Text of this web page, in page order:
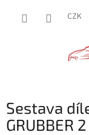
CZK
Sestava
GRUBBER 2